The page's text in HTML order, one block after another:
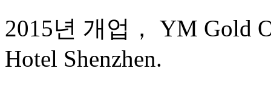
2015년 개업， YM Gold
Hotel Shenzhen.